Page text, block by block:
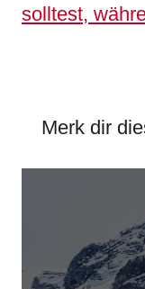
solltest,
Merk dir